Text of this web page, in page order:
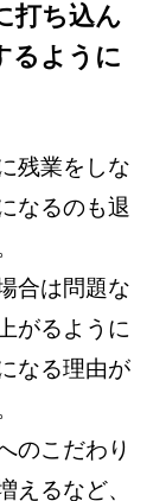
打ち込ん
るように
残業をしな
なるのも退
合は問題な
がるように
なる理由が
のこだわり
えるなど、